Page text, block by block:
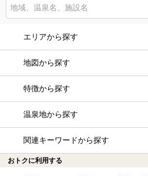
エリアから探す
地図から探す
特徴から探す
温泉地から探す
関連キーワードから探す
おトクに利用する